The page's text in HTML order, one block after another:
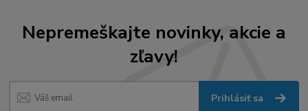
Nepremeškajte novinky, akcie a
zľavy!
Prihlásiť sa